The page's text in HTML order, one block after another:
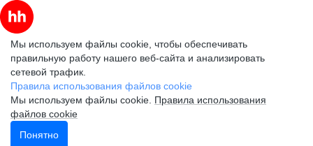
Мы используем файлы cookie, чтобы обеспечивать
правильную работу нашего веб-сайта и анализировать
сетевой трафик.
Правила использования файлов cookie
Мы используем файлы cookie. Правила использования
файлов cookie
Понятно